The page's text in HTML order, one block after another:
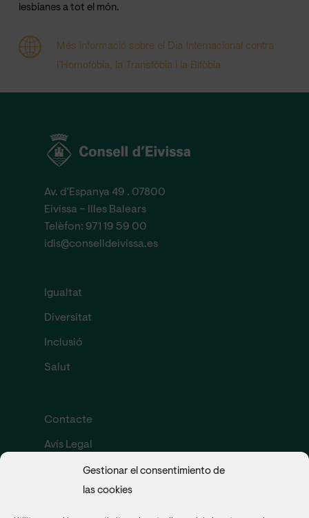
Gestionar el consentimiento de
las cookies
lesbianes a tot el món.
Més informació sobre el Dia Internacional contra
l’Homofòbia, la Transfòbia i la Bifòbia
Av. d’Espanya 49 . 07800
Eivissa – Illes Balears
Telèfon: 971 19 59 00
idis@conselldeivissa.es
Igualtat
Diversitat
Inclusió
Salut
Contacte
Avís Legal
Política de cookies